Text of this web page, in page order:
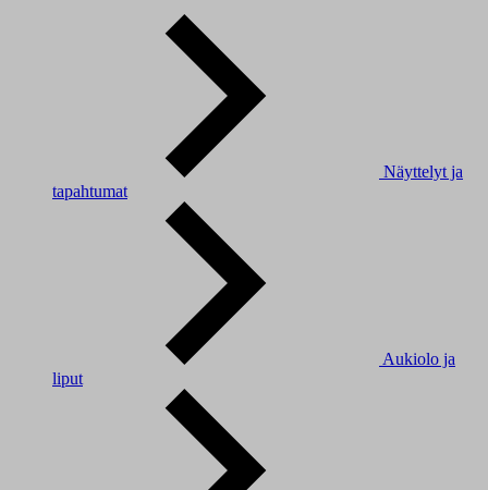
Näyttelyt ja
tapahtumat
Aukiolo ja
liput